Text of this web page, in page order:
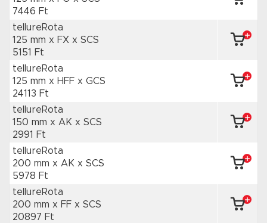
7446 Ft
tellureRota
125 mm x FX x SCS
5151 Ft
tellureRota
125 mm x HFF x GCS
24113 Ft
tellureRota
150 mm x AK x SCS
2991 Ft
tellureRota
200 mm x AK x SCS
5978 Ft
tellureRota
200 mm x FF x SCS
20897 Ft